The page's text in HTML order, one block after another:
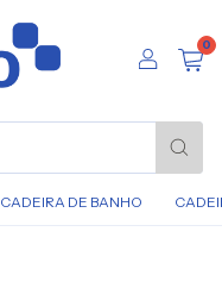
0
CADEIRA DE BANHO